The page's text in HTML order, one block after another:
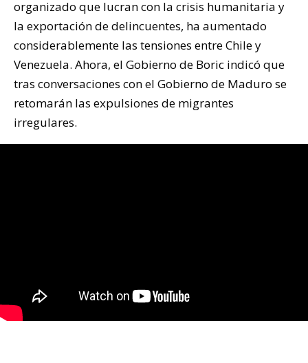
organizado que lucran con la crisis humanitaria y
la exportación de delincuentes, ha aumentado
considerablemente las tensiones entre Chile y
Venezuela. Ahora, el Gobierno de Boric indicó que
tras conversaciones con el Gobierno de Maduro se
retomarán las expulsiones de migrantes
irregulares.